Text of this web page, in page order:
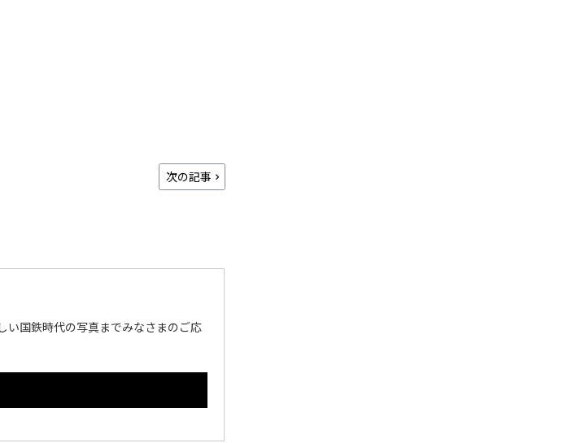
次の記事
い国鉄時代の写真までみなさまのご応